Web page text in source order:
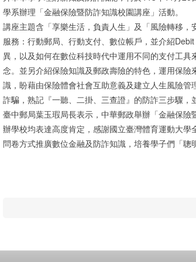
學系辦理「金融保險暨防詐知識校園講座」活動。
講座主題含「享樂生活，負責人生」及「風險轉移
服務：行動郵局、行動支付、數位帳戶，並介紹
異，以及如何在數位科技時代中運用不同的支付工
念。並另介紹保險知識及郵政壽險的特色，運用保
識，盼藉由保險體會社會互助意義及建立人生風險
詐騙，熟記『一聽、二掛、三查證』的防詐三步驟，
臺中郵局葉玉瑕局長表示，中華郵政舉辦「金融保
辦學校均表達高度肯定，感謝國立臺灣體育運動大
問卷方式推廣數位金融及防詐知識，培養學子們「聰